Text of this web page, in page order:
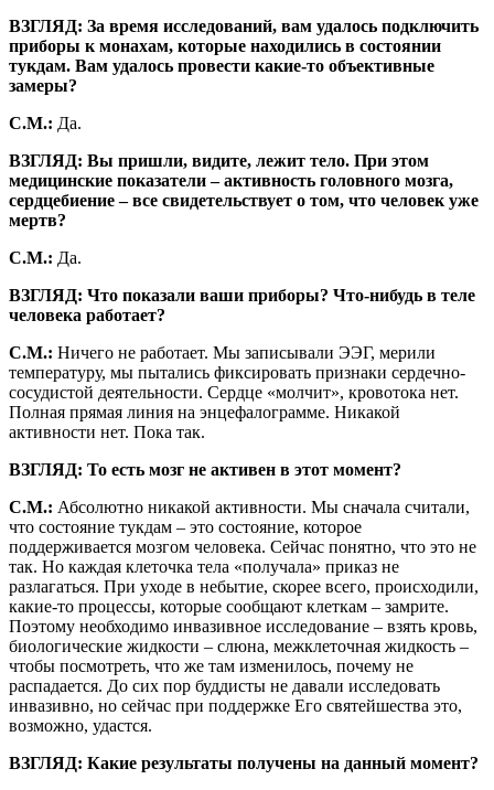
ВЗГЛЯД: За время исследований, вам удалось подключить
приборы к монахам, которые находились в состоянии
тукдам. Вам удалось провести какие-то объективные
замеры?
С.М.: Да.
ВЗГЛЯД: Вы пришли, видите, лежит тело. При этом
медицинские показатели – активность головного мозга,
сердцебиение – все свидетельствует о том, что человек уже
мертв?
С.М.: Да.
ВЗГЛЯД: Что показали ваши приборы? Что-нибудь в теле
человека работает?
С.М.: Ничего не работает. Мы записывали ЭЭГ, мерили
температуру, мы пытались фиксировать признаки сердечно-
сосудистой деятельности. Сердце «молчит», кровотока нет.
Полная прямая линия на энцефалограмме. Никакой
активности нет. Пока так.
ВЗГЛЯД: То есть мозг не активен в этот момент?
С.М.: Абсолютно никакой активности. Мы сначала считали,
что состояние тукдам – это состояние, которое
поддерживается мозгом человека. Сейчас понятно, что это не
так. Но каждая клеточка тела «получала» приказ не
разлагаться. При уходе в небытие, скорее всего, происходили,
какие-то процессы, которые сообщают клеткам – замрите.
Поэтому необходимо инвазивное исследование – взять кровь,
биологические жидкости – слюна, межклеточная жидкость –
чтобы посмотреть, что же там изменилось, почему не
распадается. До сих пор буддисты не давали исследовать
инвазивно, но сейчас при поддержке Его святейшества это,
возможно, удастся.
ВЗГЛЯД: Какие результаты получены на данный момент?